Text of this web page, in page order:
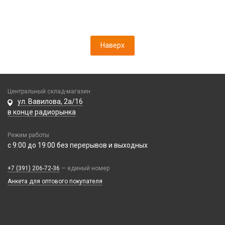
Зарядные устройства для аккумуляторов
Наверх
Центральный склад-магазин
ул. Вавилова, 2а/16
в конце радиорынка
Режим работы
с 9:00 до 19:00 без перерывов и выходных
+7 (391) 206-72-36 — единый номер
Анкета для оптового покупателя